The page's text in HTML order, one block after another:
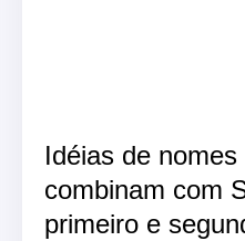
Idéias de
combinam com
primeiro e